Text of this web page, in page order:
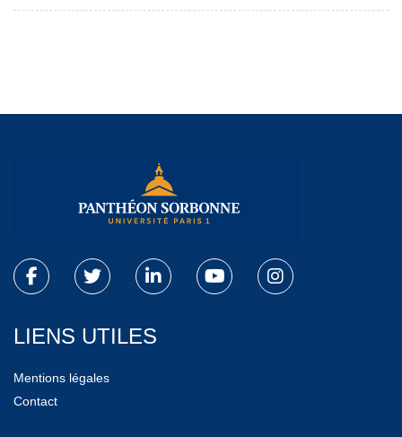
LIENS UTILES
Mentions légales
Contact